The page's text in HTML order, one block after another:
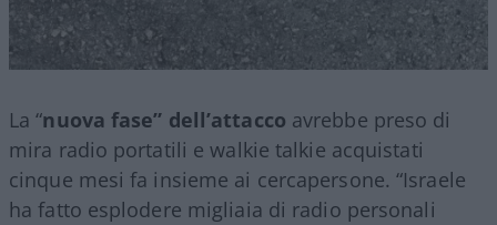
La “nuova fase” dell’attacco avrebbe preso di
mira radio portatili e walkie talkie acquistati
cinque mesi fa insieme ai cercapersone. “Israele
ha fatto esplodere migliaia di radio personali